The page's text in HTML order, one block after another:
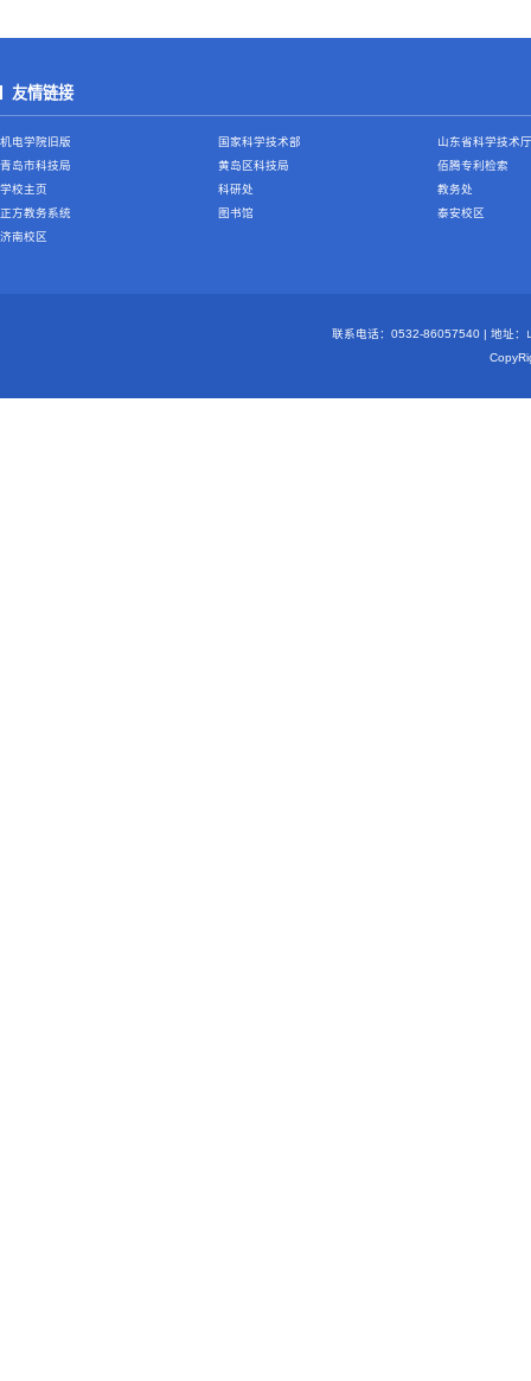
友情链接
机电学院旧版 国家科学技术部
山东省科学技术厅
青岛市科技局
黄岛区科技局
佰腾专利检索
学校主页
科研处
教务处
正方教务系统
图书馆
泰安校区
济南校区
联系电话：0532-86057540 | 地址：